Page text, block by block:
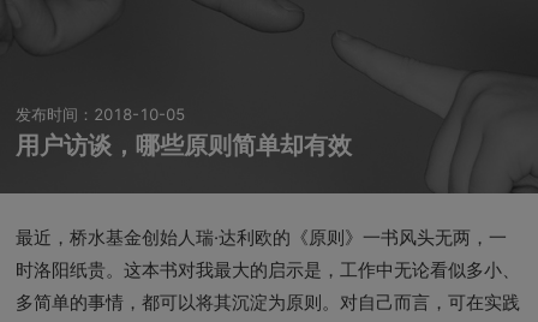
发布时间：2018-10-05
用户访谈，哪些原则简单却有效
最近，桥水基金创始人瑞·达利欧的《原则》一书风头无两，一
时洛阳纸贵。这本书对我最大的启示是，工作中无论看似多小、
多简单的事情，都可以将其沉淀为原则。对自己而言，可在实践